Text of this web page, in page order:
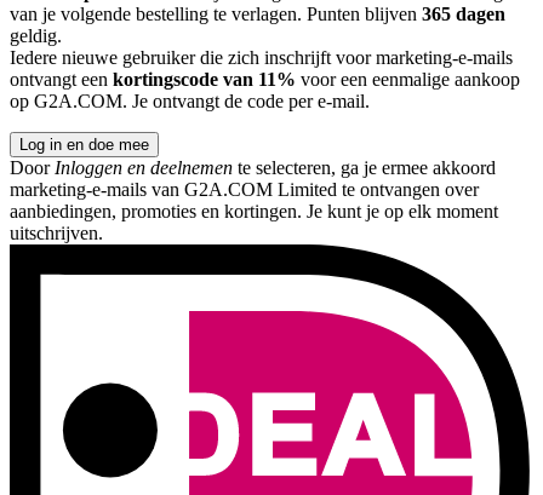
van je volgende bestelling te verlagen. Punten blijven 365 dagen
geldig.
Iedere nieuwe gebruiker die zich inschrijft voor marketing-e-mails
ontvangt een kortingscode van 11% voor een eenmalige aankoop
op G2A.COM. Je ontvangt de code per e-mail.
Log in en doe mee
Door Inloggen en deelnemen te selecteren, ga je ermee akkoord
marketing-e-mails van G2A.COM Limited te ontvangen over
aanbiedingen, promoties en kortingen. Je kunt je op elk moment
uitschrijven.